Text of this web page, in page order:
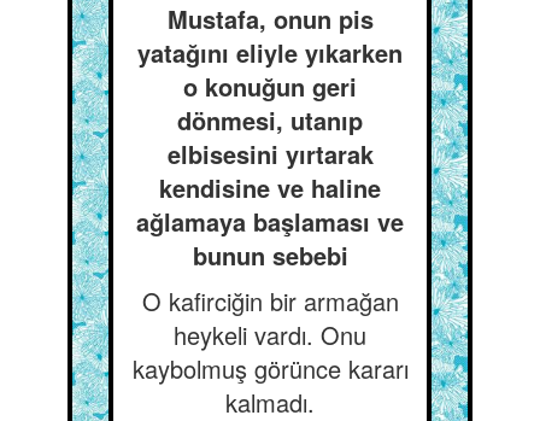
Mustafa, onun pis
yatağını eliyle yıkarken
o konuğun geri
dönmesi, utanıp
elbisesini yırtarak
kendisine ve haline
ağlamaya başlaması ve
bunun sebebi
O kafirciğin bir armağan
heykeli vardı. Onu
kaybolmuş görünce kararı
kalmadı.